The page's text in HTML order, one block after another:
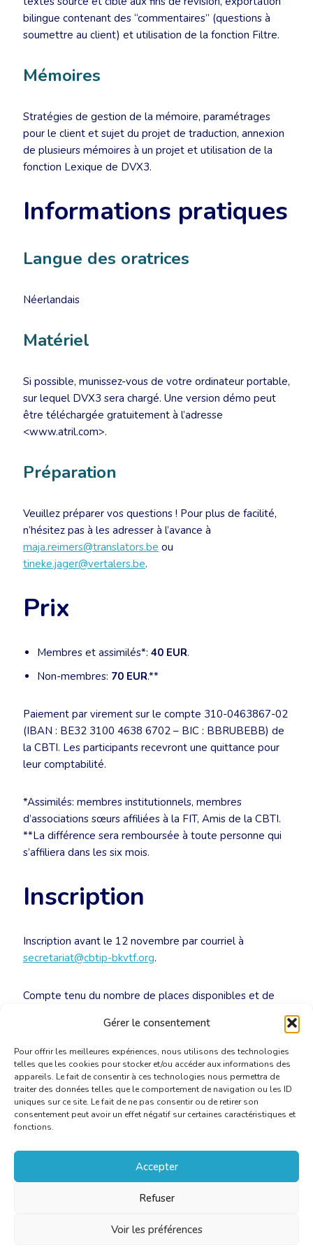
Gérer le consentement
Pour offrir les meilleures expériences, nous utilisons des technologies
telles que les cookies pour stocker et/ou accéder aux informations des
appareils. Le fait de consentir à ces technologies nous permettra de
traiter des données telles que le comportement de navigation ou les ID
uniques sur ce site. Le fait de ne pas consentir ou de retirer son
consentement peut avoir un effet négatif sur certaines caractéristiques et
fonctions.
Accepter
Refuser
Voir les préférences
bilingue contenant des “commentaires” (questions à
soumettre au client) et utilisation de la fonction Filtre.
Mémoires
Stratégies de gestion de la mémoire, paramétrages
pour le client et sujet du projet de traduction, annexion
de plusieurs mémoires à un projet et utilisation de la
fonction Lexique de DVX3.
Informations pratiques
Langue des oratrices
Néerlandais
Matériel
Si possible, munissez-vous de votre ordinateur portable,
sur lequel DVX3 sera chargé. Une version démo peut
être téléchargée gratuitement à l’adresse
<www.atril.com>.
Préparation
Veuillez préparer vos questions ! Pour plus de facilité,
n’hésitez pas à les adresser à l’avance à
maja.reimers@translators.be ou
tineke.jager@vertalers.be.
Prix
Membres et assimilés*: 40 EUR.
Non-membres: 70 EUR.**
Paiement par virement sur le compte 310-0463867-02
(IBAN : BE32 3100 4638 6702 – BIC : BBRUBEBB) de
la CBTI. Les participants recevront une quittance pour
leur comptabilité.
*Assimilés: membres institutionnels, membres
d’associations sœurs affiliées à la FIT, Amis de la CBTI.
**La différence sera remboursée à toute personne qui
s’affiliera dans les six mois.
Inscription
Inscription avant le 12 novembre par courriel à
secretariat@cbtip-bkvtf.org.
Compte tenu du nombre de places disponibles et de
8 personnes.